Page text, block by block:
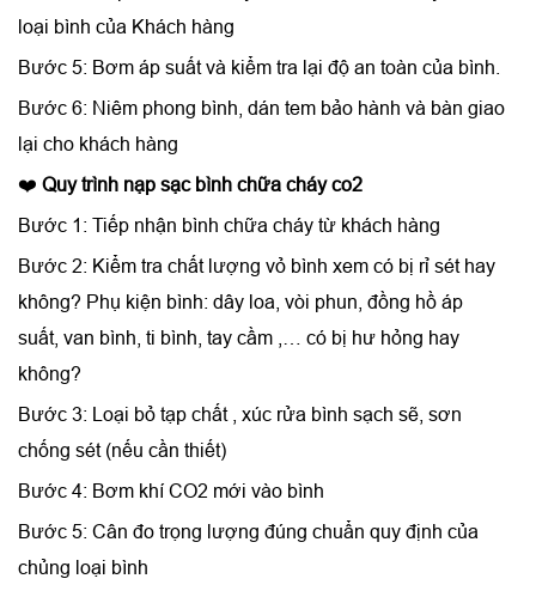
loại bình của Khách hàng
Bước 5: Bơm áp suất và kiểm tra lại độ an toàn của bình.
Bước 6: Niêm phong bình, dán tem bảo hành và bàn giao
lại cho khách hàng
❤️ Quy trình nạp sạc bình chữa cháy co2
Bước 1: Tiếp nhận bình chữa cháy từ khách hàng
Bước 2: Kiểm tra chất lượng vỏ bình xem có bị rỉ sét hay
không? Phụ kiện bình: dây loa, vòi phun, đồng hồ áp
suất, van bình, ti bình, tay cầm ,… có bị hư hỏng hay
không?
Bước 3: Loại bỏ tạp chất , xúc rửa bình sạch sẽ, sơn
chống sét (nếu cần thiết)
Bước 4: Bơm khí CO2 mới vào bình
Bước 5: Cân đo trọng lượng đúng chuẩn quy định của
chủng loại bình